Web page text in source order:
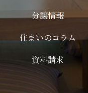
分譲情報
住まいのコラム
資料請求